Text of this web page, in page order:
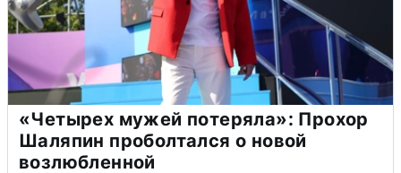
«Четырех мужей потеряла»: Прохор
Шаляпин проболтался о новой
возлюбленной